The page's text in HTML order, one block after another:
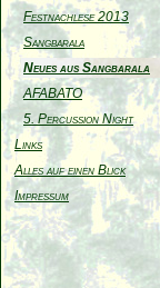
Festnachlese 2013
Sangbarala
Neues aus Sangbarala
AFABATO
5. Percussion Night
Links
Alles auf einen Blick
Impressum